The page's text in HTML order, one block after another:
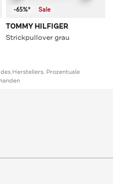
-65%* Sale
TOMMY HILFIGER
Strickpullover grau
Herstellers. Prozentuale